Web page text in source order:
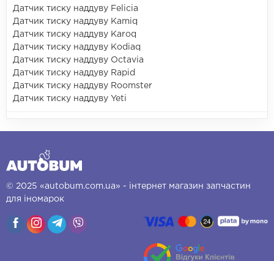
Датчик тиску наддуву Felicia
Датчик тиску наддуву Kamiq
Датчик тиску наддуву Karoq
Датчик тиску наддуву Kodiaq
Датчик тиску наддуву Octavia
Датчик тиску наддуву Rapid
Датчик тиску наддуву Roomster
Датчик тиску наддуву Yeti
© 2025 «autobum.com.ua» - інтернет магазин запчастин
для іномарок